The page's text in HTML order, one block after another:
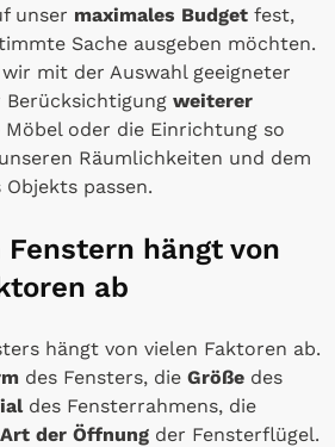
unser maximales Budget fest,
Sache ausgeben möchten.
mit der Auswahl geeigneter
Berücksichtigung weiterer
Möbel oder die Einrichtung so
Räumlichkeiten und dem
passen.
Fenstern hängt von
ab
hängt von vielen Faktoren ab.
des Fensters, die Größe des
des Fensterrahmens, die
Art der Öffnung der Fensterflügel.